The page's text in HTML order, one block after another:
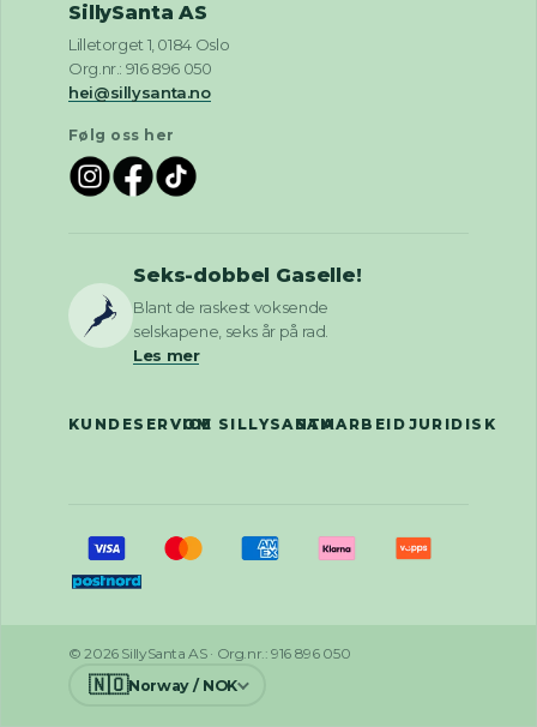
SillySanta AS
Lilletorget 1, 0184 Oslo
Org.nr.: 916 896 050
hei@sillysanta.no
Følg oss her
Seks-dobbel Gaselle!
Blant de raskest voksende
selskapene, seks år på rad.
Les mer
KUNDESERVICEOM SILLYSANTASAMARBEID JURIDISK
© 2026 SillySanta AS · Org.nr.: 916 896 050
🇳🇴Norway / NOK